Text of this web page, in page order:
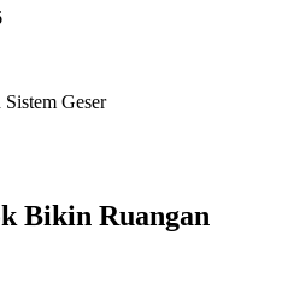
Geser
Bikin Ruangan